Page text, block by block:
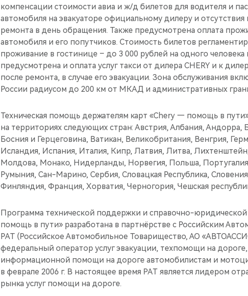
компенсации стоимости авиа и ж/д билетов для водителя и
автомобиля на эвакуаторе официальному дилеру и
ремонта в день обращения. Также предусмотрена оплата
автомобиля и его попутчиков. Стоимость билетов
проживание в гостинице – до 3 000 рублей на одного
предусмотрена и оплата услуг такси от дилера CHERY и к
после ремонта, в случае его эвакуации. Зона обслуживания
России радиусом до 200 км от МКАД и административных
Техническая помощь держателям карт «Chery — помощь в пути»
на территориях следующих стран: Австрия, Албания, Андорра,
Босния и Герцеговина, Ватикан, Великобритания, Венгрия,
Исландия, Испания, Италия, Кипр, Латвия, Литва,
Молдова, Монако, Нидерланды, Норвегия, Польша,
Румыния, Сан-Марино, Сербия, Словацкая Республика,
Финляндия, Франция, Хорватия, Черногория, Чешская
Программа технической поддержки и справочно-
помощь в пути» разработана в партнёрстве с Российским
РАТ (Российское Автомобильное Товарищество, АО
федеральный оператор услуг эвакуации, техпомощи на
информационной помощи на дороге автомобилистам и
в феврале 2006 г. В настоящее время РАТ является лидером
рынка услуг помощи на дороге.